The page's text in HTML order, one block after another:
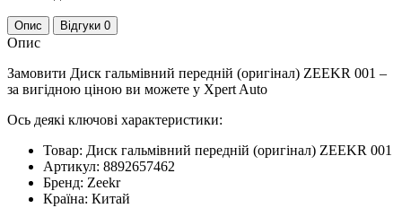
Опис Відгуки 0
Опис
Замовити Диск гальмівний передній (оригінал) ZEEKR 001 –
за вигідною ціною ви можете у Xpert Auto
Ось деякі ключові характеристики:
Товар: Диск гальмівний передній (оригінал) ZEEKR 001
Артикул: 8892657462
Бренд: Zeekr
Країна: Китай